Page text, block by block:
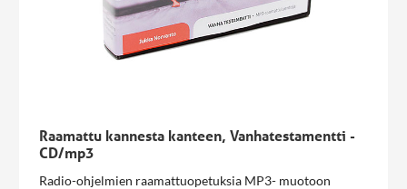
Raamattu kannesta kanteen, Vanhatestamentti -
CD/mp3
Radio-ohjelmien raamattuopetuksia MP3- muotoon